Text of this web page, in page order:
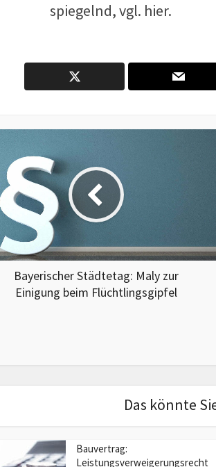
spiegelnd, vgl. hier.
Bayerischer Städtetag: Maly zur
Einigung beim Flüchtlingsgipfel
Das könnte
Bauvertrag:
Leistungsverweigerungsrecht